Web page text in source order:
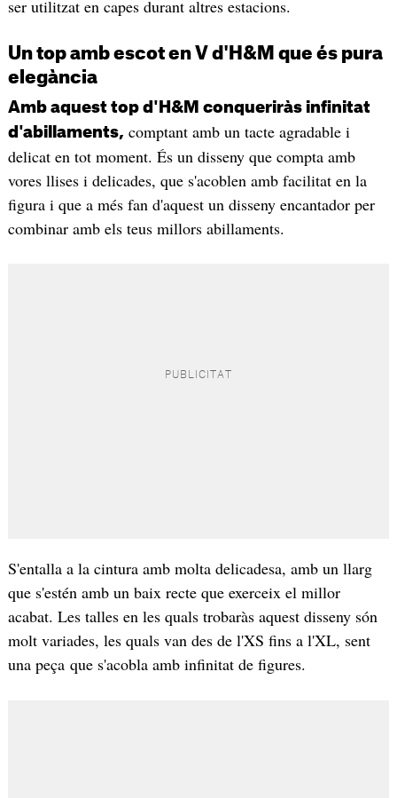
ser utilitzat en capes durant altres estacions.
Un top amb escot en V d'H&M que és pura
elegància
Amb aquest top d'H&M conqueriràs infinitat
d'abillaments, comptant amb un tacte agradable i
delicat en tot moment. És un disseny que compta amb
vores llises i delicades, que s'acoblen amb facilitat en la
figura i que a més fan d'aquest un disseny encantador per
combinar amb els teus millors abillaments.
S'entalla a la cintura amb molta delicadesa, amb un llarg
que s'estén amb un baix recte que exerceix el millor
acabat. Les talles en les quals trobaràs aquest disseny són
molt variades, les quals van des de l'XS fins a l'XL, sent
una peça que s'acobla amb infinitat de figures.